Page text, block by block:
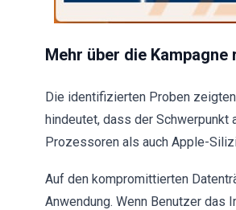
Mehr über die
Die identifizierten Proben
hindeutet, dass der
Prozessoren als auch Apple-
Auf den kompromittierten
Anwendung. Wenn Benutzer